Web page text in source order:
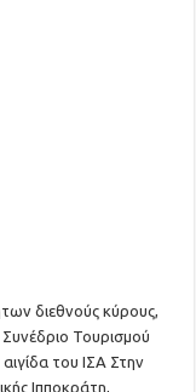
διεθνούς κύρους,
Συνέδριο Τουρισμού
του ΙΣΑ Στην
Ιπποκράτη,